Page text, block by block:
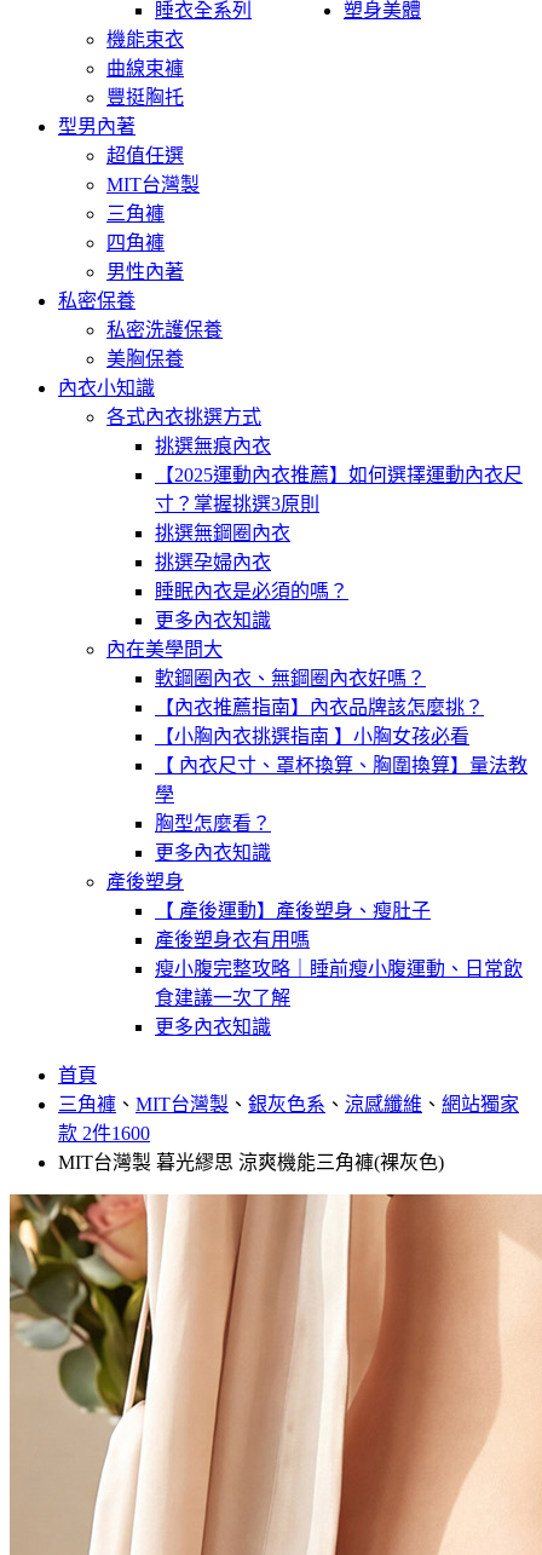
睡衣全系列
塑身美體
機能束衣
曲線束褲
豐挺胸托
型男內著
超值任選
MIT台灣製
三角褲
四角褲
男性內著
私密保養
私密洗護保養
美胸保養
內衣小知識
各式內衣挑選方式
挑選無痕內衣
【2025運動內衣推薦】如何選擇運動內衣尺
寸？掌握挑選3原則
挑選無鋼圈內衣
挑選孕婦內衣
睡眠內衣是必須的嗎？
更多內衣知識
內在美學問大
軟鋼圈內衣、無鋼圈內衣好嗎？
【內衣推薦指南】內衣品牌該怎麼挑？
【小胸內衣挑選指南 】小胸女孩必看
【 內衣尺寸、罩杯換算、胸圍換算】量法教
學
胸型怎麼看？
更多內衣知識
產後塑身
【 產後運動】產後塑身、瘦肚子
產後塑身衣有用嗎
瘦小腹完整攻略｜睡前瘦小腹運動、日常飲
食建議一次了解
更多內衣知識
首頁
三角褲 、 MIT台灣製 、 銀灰色系 、 涼感纖維 、 網站獨家
款 2件1600
MIT台灣製 暮光繆思 涼爽機能三角褲(裸灰色)